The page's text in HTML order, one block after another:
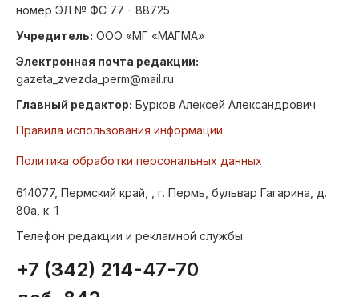
номер ЭЛ № ФС 77 - 88725
Учредитель: ООО «МГ «МАГМА»
Электронная почта редакции:
gazeta_zvezda_perm@mail.ru
Главный редактор: Бурков Алексей Александрович
Правила использования информации
Политика обработки персональных данных
614077, Пермский край, , г. Пермь, бульвар Гагарина, д.
80а, к. 1
Телефон редакции и рекламной службы:
+7 (342) 214-47-70